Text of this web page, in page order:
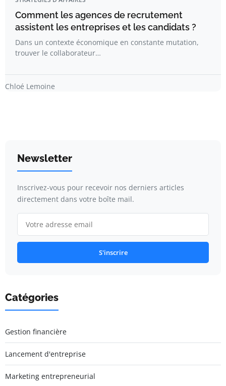
Comment les agences de recrutement
assistent les entreprises et les candidats ?
Dans un contexte économique en constante mutation,
trouver le collaborateur…
Chloé Lemoine
Newsletter
Inscrivez-vous pour recevoir nos derniers articles
directement dans votre boîte mail.
S'inscrire
Catégories
Gestion financière
Lancement d'entreprise
Marketing entrepreneurial